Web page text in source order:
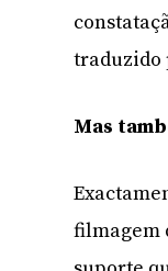
traduzido
Mas
filmagem